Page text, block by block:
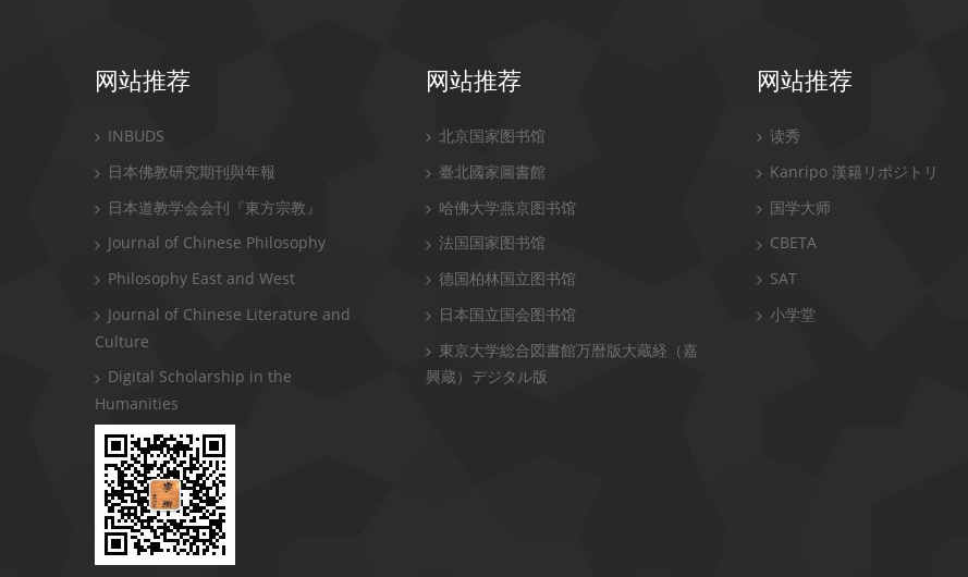
网站推荐
INBUDS
日本佛教研究期刊與年報
日本道教学会会刊『東方宗教』
Journal of Chinese Philosophy
Philosophy East and West
Journal of Chinese Literature and
Culture
Digital Scholarship in the
Humanities
网站推荐
北京国家图书馆
臺北國家圖書館
哈佛大学燕京图书馆
法国国家图书馆
德国柏林国立图书馆
日本国立国会图书馆
東京大学総合図書館万暦版大蔵経（嘉
興蔵）デジタル版
网站推荐
读秀
Kanripo 漢籍リポジトリ
国学大师
CBETA
SAT
小学堂